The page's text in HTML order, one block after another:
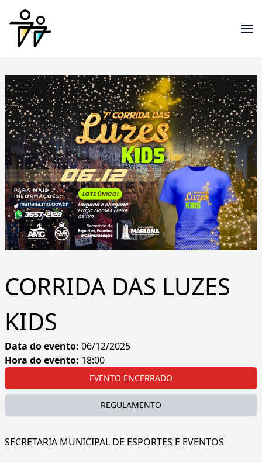
CORRIDA DAS LUZES
KIDS
Data do evento: 06/12/2025
Hora do evento: 18:00
EVENTO ENCERRADO
REGULAMENTO
SECRETARIA MUNICIPAL DE ESPORTES E EVENTOS